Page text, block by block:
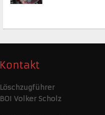
Kontakt
Löschzugführer
BOI Volker Scholz